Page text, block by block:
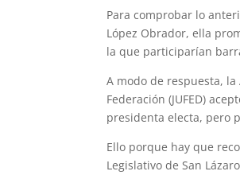
Para comprobar lo
López Obrador, ella
la que participarían
A modo de respuesta,
Federación (JUFED)
presidenta electa, pero
Ello porque hay que
Legislativo de San